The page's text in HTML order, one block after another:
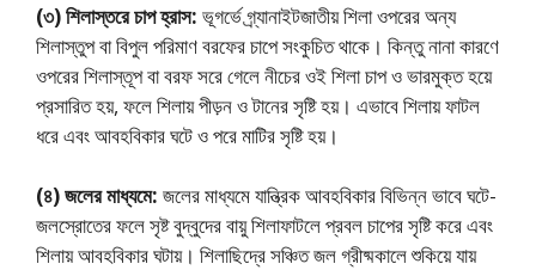
(৩) শিলাস্তরে চাপ হ্রাস: ভূগর্ভে গ্র্যানাইটজাতীয় শিলা ওপরের অন্য
শিলাস্তুপ বা বিপুল পরিমাণ বরফের চাপে সংকুচিত থাকে। কিন্তু নানা কারণে
ওপরের শিলাস্তূপ বা বরফ সরে গেলে নীচের ওই শিলা চাপ ও ভারমুক্ত হয়ে
প্রসারিত হয়, ফলে শিলায় পীড়ন ও টানের সৃষ্টি হয়। এভাবে শিলায় ফাটল
ধরে এবং আবহবিকার ঘটে ও পরে মাটির সৃষ্টি হয়।
(৪) জলের মাধ্যমে: জলের মাধ্যমে যান্ত্রিক আবহবিকার বিভিন্ন ভাবে ঘটে-
জলস্রোতের ফলে সৃষ্ট বুদ্বুদের বায়ু শিলাফাটলে প্রবল চাপের সৃষ্টি করে এবং
শিলায় আবহবিকার ঘটায়। শিলাছিদ্রে সঞ্চিত জল গ্রীষ্মকালে শুকিয়ে যায়